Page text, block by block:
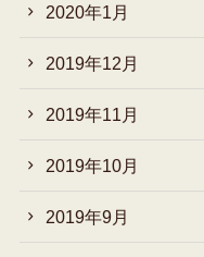
2020年1月
2019年12月
2019年11月
2019年10月
2019年9月